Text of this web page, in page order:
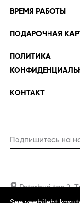
ВРЕМЯ РАБОТЫ
ПОДАРОЧНАЯ
ПОЛИТИКА
KОНТАКТ
Пожалуйста, введите
Peterburi tee 2,